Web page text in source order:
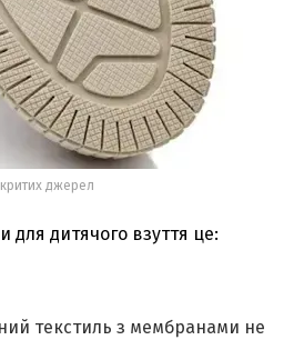
джерел
для дитячого взуття це:
текстиль з мембранами не